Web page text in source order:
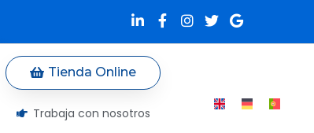
Tienda Online
Trabaja con nosotros